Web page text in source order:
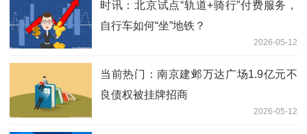
时讯：北京试点“轨道+骑行”付费服务，
自行车如何“坐”地铁？
2026-05-12
当前热门：南京建邺万达广场1.9亿元不
良债权被挂牌招商
2026-05-12